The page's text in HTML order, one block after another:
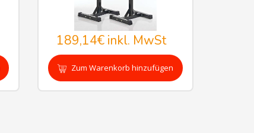
189,14€ inkl. MwSt
Zum Warenkorb hinzufügen